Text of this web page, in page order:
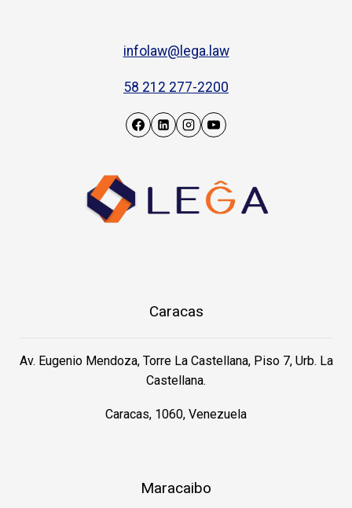
infolaw@lega.law
58 212 277-2200
Caracas
Av. Eugenio Mendoza, Torre La Castellana, Piso 7, Urb. La
Castellana.
Caracas, 1060, Venezuela
Maracaibo